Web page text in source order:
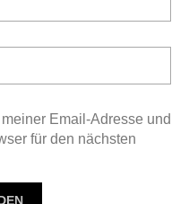
Email-Adresse und
für den nächsten